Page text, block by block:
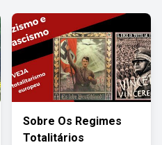
Sobre Os Regimes
Totalitários